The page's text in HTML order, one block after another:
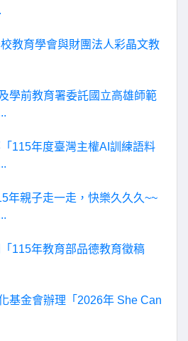
教育學會與財團法人彩晶文教
學前教育署委託國立高雄師範
115年度臺灣主權AI訓練語料
年親子走一走，快樂久久久~~
115年教育部品德教育徵稿
基金會辦理「2026年 She Can